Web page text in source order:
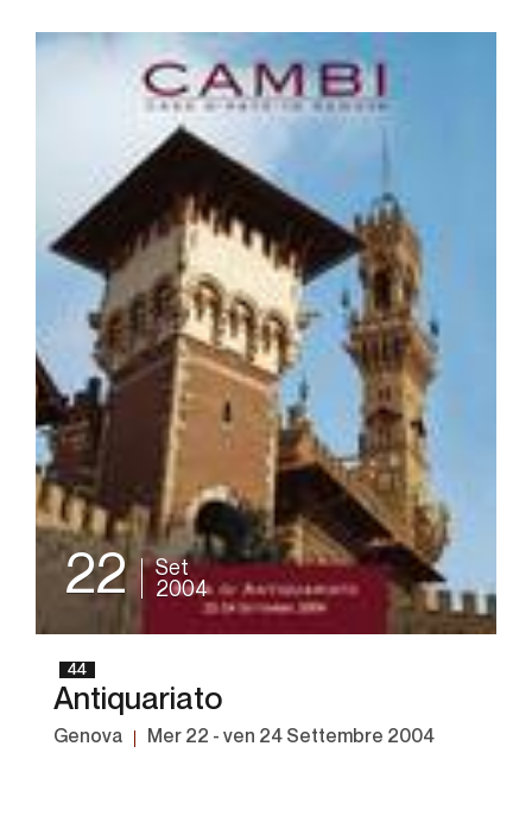
22
Set
2004
44
Antiquariato
Genova mer 22 - ven 24 Settembre 2004